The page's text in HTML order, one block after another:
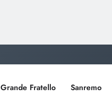
Grande Fratello Sanremo